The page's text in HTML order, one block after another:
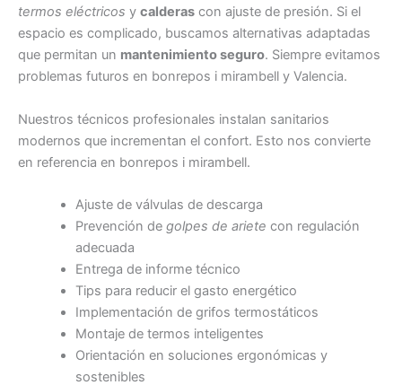
termos eléctricos y calderas con ajuste de presión. Si el
espacio es complicado, buscamos alternativas adaptadas
que permitan un mantenimiento seguro. Siempre evitamos
problemas futuros en bonrepos i mirambell y Valencia.
Nuestros técnicos profesionales instalan sanitarios
modernos que incrementan el confort. Esto nos convierte
en referencia en bonrepos i mirambell.
Ajuste de válvulas de descarga
Prevención de golpes de ariete con regulación
adecuada
Entrega de informe técnico
Tips para reducir el gasto energético
Implementación de grifos termostáticos
Montaje de termos inteligentes
Orientación en soluciones ergonómicas y
sostenibles